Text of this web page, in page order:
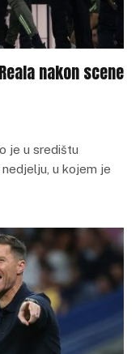
nakon scene
je u središtu
u kojem je